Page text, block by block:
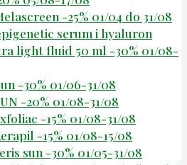
-25% 01/04 do 31/08
serum i hyaluron
light fluid 50 ml -30% 01/08-
-30% 01/06-31/08
-20% 01/08-31/08
-15% 01/08-31/08
-15% 01/08-15/08
sun -30% 01/05-31/08